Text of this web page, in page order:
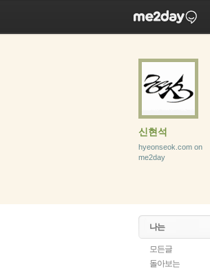
신현석
hyeonseok.com on
me2day
나는
모든글
돌아보는